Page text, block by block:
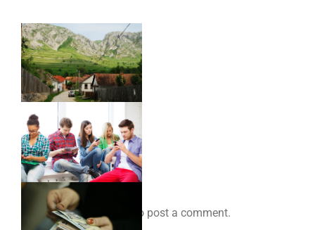
Comenteaza
You must be to post a comment.